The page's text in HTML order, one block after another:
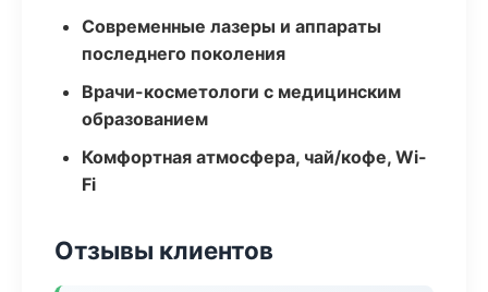
Современные лазеры и аппараты
последнего поколения
Врачи-косметологи с медицинским
образованием
Комфортная атмосфера, чай/кофе, Wi-
Fi
Отзывы клиентов